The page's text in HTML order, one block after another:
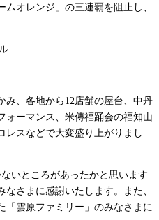
オレンジ」の三連覇を阻止し、
、各地から12店舗の屋台、中丹
ォーマンス、米傳福踊会の福知山
レスなどで大変盛り上がりまし
いところがあったかと思います
さまに感謝いたします。また、
「雲原ファミリー」のみなさまに